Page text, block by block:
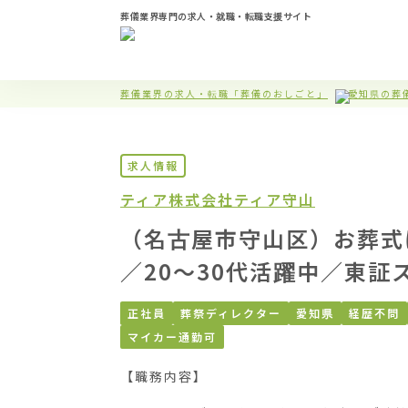
葬儀業界専門の求人・就職・転職支援サイト
葬儀業界の求人・転職「葬儀のおしごと」 愛知県の葬
求人情報
ティア株式会社ティア守山
（名古屋市守山区）お葬
／20〜30代活躍中／東証
正社員 葬祭ディレクター 愛知県
経歴不問
マイカー通勤可
【職務内容】